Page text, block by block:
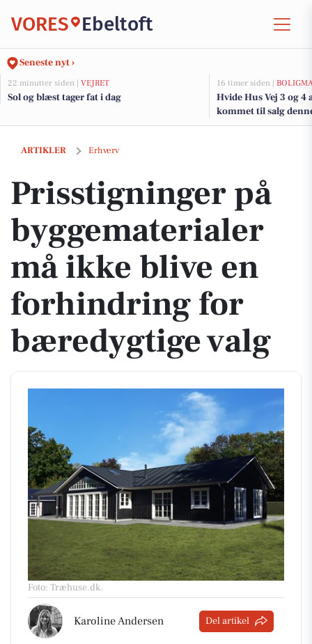
VORES Ebeltoft
Seneste nyt ›
22 minutter siden | VEJRET
Sol og blæst tager fat i dag
16 timer siden |
Hvide Hus Vej 3 og 4
kommet til salg
boligerne her.
ARTIKLER Erhverv
Prisstigninger på byggematerialer må ikke blive en forhindring for
Prisstigninger på
byggematerialer
må ikke blive en
forhindring for
bæredygtige valg
Foto: Træhuse.dk.
Karoline Andersen Del artikel